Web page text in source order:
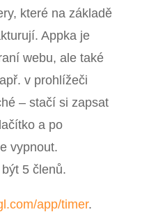
které na základě
Appka je
webu, ale také
v prohlížeči
– stačí si zapsat
a po
vypnout.
5 členů.
app/timer.